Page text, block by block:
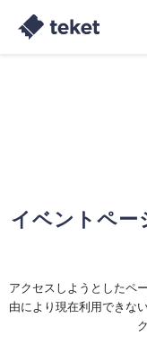
イベントペー
アクセスしようとしたペ
由により現在利用できな